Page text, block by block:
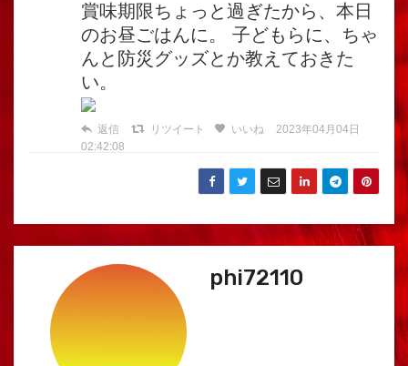
賞味期限ちょっと過ぎたから、本日
のお昼ごはんに。 子どもらに、ちゃ
んと防災グッズとか教えておきた
い。
返信 リツイート いいね
2023年04月04日
02:42:08
phi72110